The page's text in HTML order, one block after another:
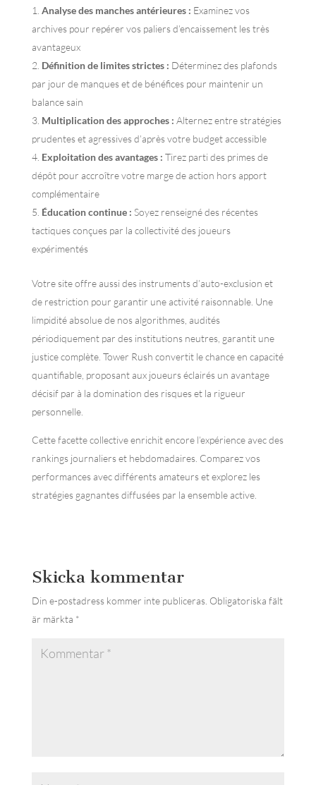
Analyse des manches antérieures : Examinez vos
archives pour repérer vos paliers d’encaissement les très
avantageux
Définition de limites strictes : Déterminez des plafonds
par jour de manques et de bénéfices pour maintenir un
balance sain
Multiplication des approches : Alternez entre stratégies
prudentes et agressives d’après votre budget accessible
Exploitation des avantages : Tirez parti des primes de
dépôt pour accroître votre marge de action hors apport
complémentaire
Éducation continue : Soyez renseigné des récentes
tactiques conçues par la collectivité des joueurs
expérimentés
Votre site offre aussi des instruments d’auto-exclusion et
de restriction pour garantir une activité raisonnable. Une
limpidité absolue de nos algorithmes, audités
périodiquement par des institutions neutres, garantit une
justice complète. Tower Rush convertit le chance en capacité
quantifiable, proposant aux joueurs éclairés un avantage
décisif par à la domination des risques et la rigueur
personnelle.
Cette facette collective enrichit encore l’expérience avec des
rankings journaliers et hebdomadaires. Comparez vos
performances avec différents amateurs et explorez les
stratégies gagnantes diffusées par la ensemble active.
Skicka kommentar
Din e-postadress kommer inte publiceras. Obligatoriska fält
är märkta *